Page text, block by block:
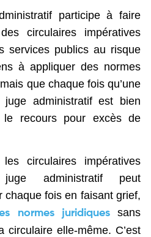
participe à faire
circulaires impératives
services publics au risque
à appliquer des normes
que chaque fois qu’une
administratif est bien
le recours pour excès de
circulaires impératives
administratif peut
chaque fois en faisant grief,
normes juridiquessans
circulaire elle-même. C’est